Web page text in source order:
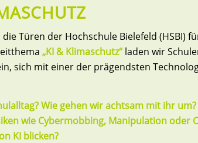
Türen der Hochschule Bielefeld (HSBI)
„KI & Klimaschutz“ laden wir
sich mit einer der prägendsten
Wie gehen wir achtsam mit ihr
wie Cybermobbing, Manipulation oder
KI blicken?